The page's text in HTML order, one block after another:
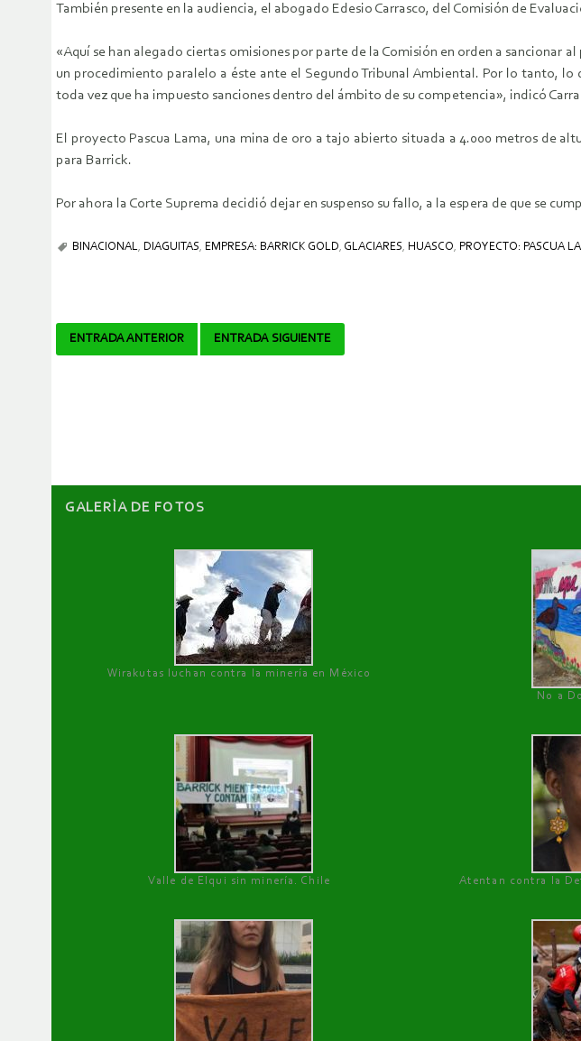
También presente en la audiencia, el abogado Edesio Carrasco, del Comisión de
«Aquí se han alegado ciertas omisiones por parte de la Comisión en orden a sancionar
un procedimiento paralelo a éste ante el Segundo Tribunal Ambiental. Por lo tanto,
toda vez que ha impuesto sanciones dentro del ámbito de su competencia», indicó
El proyecto Pascua Lama, una mina de oro a tajo abierto situada a 4.000 metros de
para Barrick.
Por ahora la Corte Suprema decidió dejar en suspenso su fallo, a la espera de que se
BINACIONAL, DIAGUITAS, EMPRESA: BARRICK GOLD, GLACIARES, HUASCO, PROYECTO: PASCUA
Navegador
ENTRADA ANTERIOR ENTRADA SIGUIENTE
GALERÌA DE FOTOS
Wirakutas luchan contra la minería en México
No a
Valle de Elqui sin minería. Chile Atentan contra la